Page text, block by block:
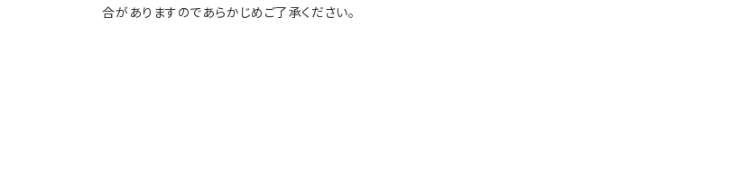
合がありますのであらかじめご了承ください。